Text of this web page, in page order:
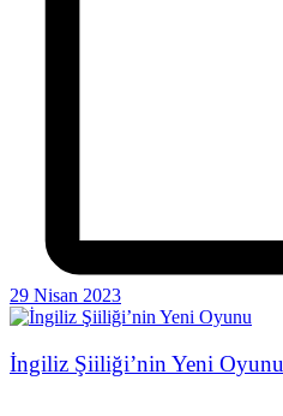
29 Nisan 2023
İngiliz Şiiliği’nin Yeni Oyunu